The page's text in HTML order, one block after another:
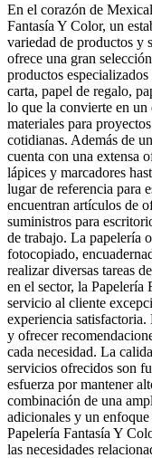
En el corazón de
Fantasía Y Color, un
variedad de productos y
ofrece una gran
productos
carta, papel de regalo,
lo que la convierte en un
materiales para
cotidianas. Además de
cuenta con una extensa
lápices y marcadores
lugar de referencia para
encuentran artículos de
suministros para
de trabajo. La papelería
fotocopiado,
realizar diversas tareas
en el sector, la Papelería
servicio al cliente
experiencia satisfactoria.
y ofrecer
cada necesidad. La
servicios ofrecidos son
esfuerza por mantener
combinación de una
adicionales y un
Papelería Fantasía Y
las necesidades